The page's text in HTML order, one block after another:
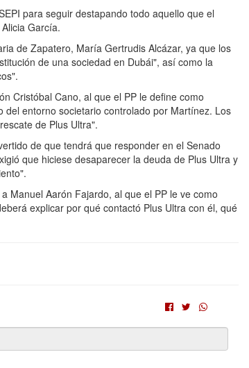
para seguir destapando todo aquello que el
García.
de Zapatero, María Gertrudis Alcázar, ya que los
de una sociedad en Dubái", así como la
Cristóbal Cano, al que el PP le define como
entorno societario controlado por Martínez. Los
de Plus Ultra".
de que tendrá que responder en el Senado
que hiciese desaparecer la deuda de Plus Ultra y
Manuel Aarón Fajardo, al que el PP le ve como
explicar por qué contactó Plus Ultra con él, qué